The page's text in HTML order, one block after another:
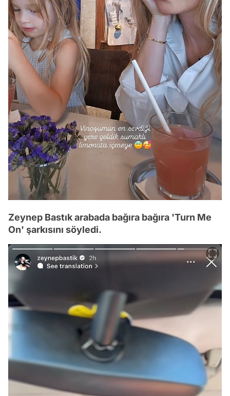
Zeynep Bastık arabada bağıra bağıra 'Turn Me
On' şarkısını söyledi.